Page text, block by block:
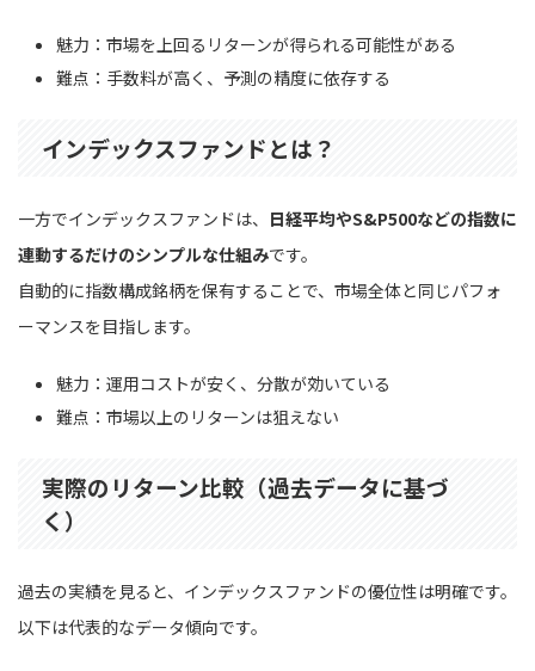
魅力：市場を上回るリターンが得られる可能性がある
難点：手数料が高く、予測の精度に依存する
インデックスファンドとは？
一方でインデックスファンドは、 日経平均やS&P500などの指数に
連動するだけのシンプルな仕組みです。
自動的に指数構成銘柄を保有することで、市場全体と同じパフォ
ーマンスを目指します。
魅力：運用コストが安く、分散が効いている
難点：市場以上のリターンは狙えない
実際のリターン比較（過去データに基づ
く）
過去の実績を見ると、インデックスファンドの優位性は明確です。
以下は代表的なデータ傾向です。